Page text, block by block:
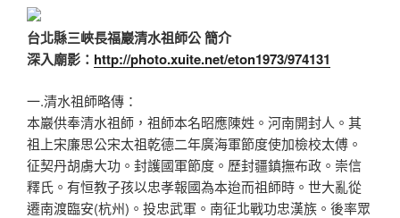
台北縣三峽長福巖清水祖師公 簡介
深入廟影： http://photo.xuite.net/eton1973/974131
一.清水祖師略傳：
本巖供奉清水祖師，祖師本名昭應陳姓。河南開封人。其
祖上宋廉思公宋太祖乾德二年廣海軍節度使加檢校太傅。
征契丹胡虜大功。封護國軍節度。歷封疆鎮撫布政。崇信
釋氏。有恒教子孩以忠孝報國為本迨而祖師時。世大亂從
遷南渡臨安(杭州)。投忠武軍。南征北戰功忠漢族。後率眾